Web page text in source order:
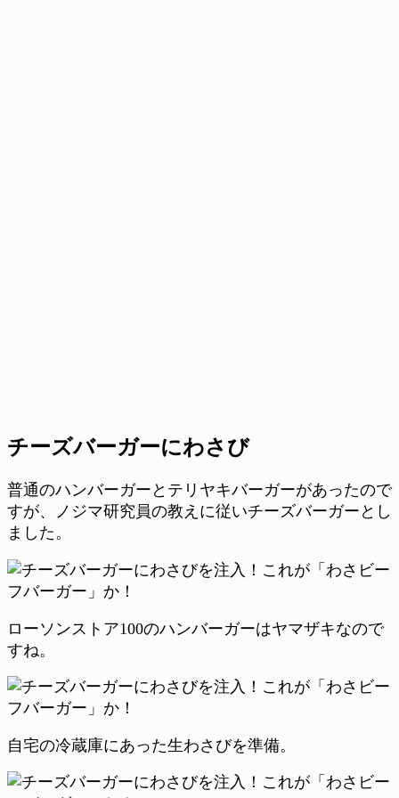
チーズバーガーにわさび
普通のハンバーガーとテリヤキバーガーがあったので
すが、ノジマ研究員の教えに従いチーズバーガーとし
ました。
ローソンストア100のハンバーガーはヤマザキなので
すね。
自宅の冷蔵庫にあった生わさびを準備。